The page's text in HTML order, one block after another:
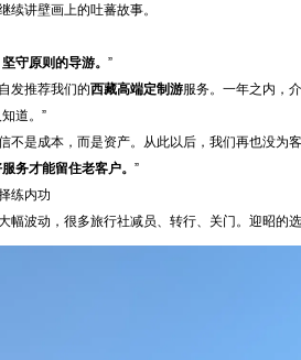
续讲壁画上的吐蕃故事。
守原则的导游。 ”
发推荐我们的西藏高端定制游服务。一年之内，
道。”
是成本，而是资产。从此以后，我们再也没为
务才能留住老客户。 ”
练内功
波动，很多旅行社减员、转行、关门。迎昭的